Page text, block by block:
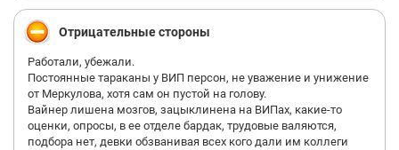
Отрицательные стороны
Работали, убежали.
Постоянные тараканы у ВИП персон, не уважение и унижение
от Меркулова, хотя сам он пустой на голову.
Вайнер лишена мозгов, зацыклинена на ВИПах, какие-то
оценки, опросы, в ее отделе бардак, трудовые валяются,
подбора нет, девки обзванивая всех кого дали им коллеги